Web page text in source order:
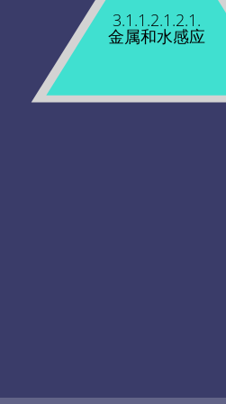
3.1.1.2.1.2.1.
金属和水感应